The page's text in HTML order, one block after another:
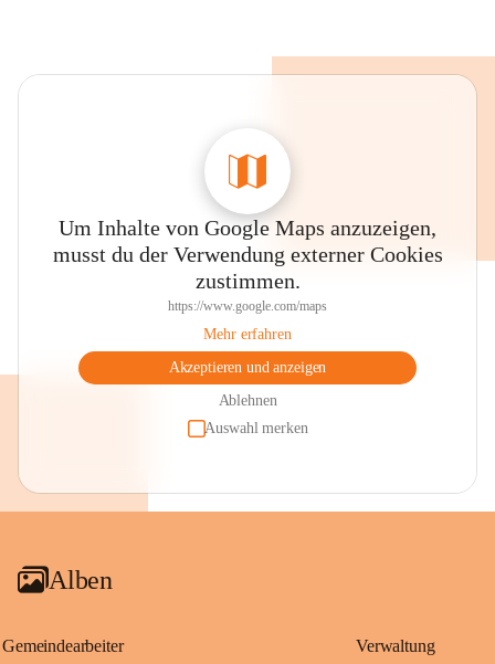
Um Inhalte von Google Maps anzuzeigen,
musst du der Verwendung externer Cookies
zustimmen.
https://www.google.com/maps
Mehr erfahren
Akzeptieren und anzeigen
Ablehnen
Auswahl merken
Alben
Gemeindearbeiter Verwaltung